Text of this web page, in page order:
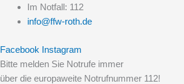
Inhalt
Im Notfall: 112
info@ffw-roth.de
Facebook Instagram
Bitte melden Sie Notrufe immer
über die europaweite Notrufnummer 112!